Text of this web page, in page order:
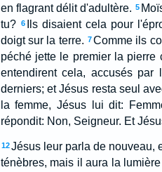
en flagrant délit d'adultère. 5
tu?
6
Ils disaient cela pour
doigt sur la terre. 7Comme ils
péché jette le premier la pierre
entendirent cela, accusés
derniers; et Jésus resta seul
la femme, Jésus lui dit:
répondit: Non, Seigneur. Et
12 Jésus leur parla de nouveau,
ténèbres, mais il aura la